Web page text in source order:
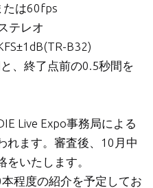
は60fps
テレオ
B32)
、終了点前の0.5秒間を
Live Expo事務局による
れます。審査後、10月中
いたします。
程度の紹介を予定してお